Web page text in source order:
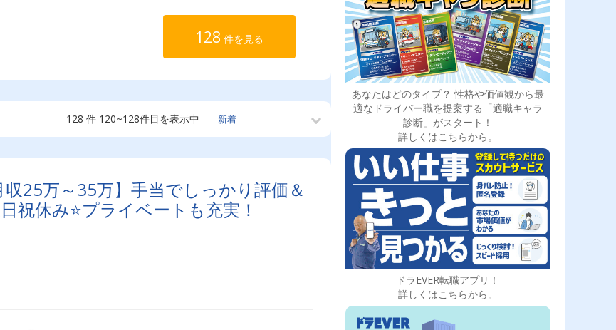
128 件を見る
128 件 120~128件目を表示中
収25万～35万】手当でしっかり評価＆
祝休み⭐プライベートも充実！
あなたはどのタイプ？ 性格や価値観から最
適なドライバー職を提案する「適職キャラ
診断」がスタート！
詳しくはこちらから。
ドラEVER転職アプリ！
詳しくはこちらから。